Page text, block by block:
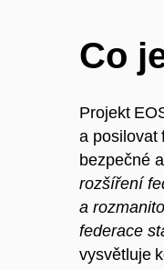
Co
Projekt
a posilovat
bezpečné
rozšíření
a
federace
vysvětluje